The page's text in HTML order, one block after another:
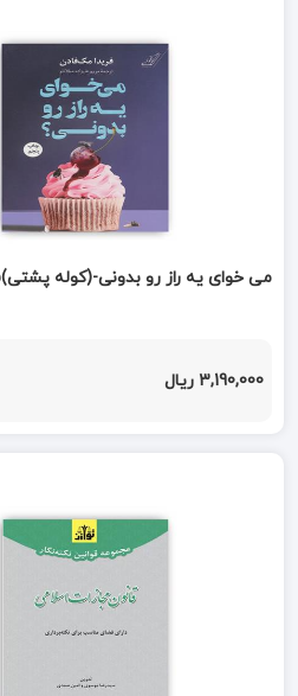
می خوای یه راز رو بدونی-(کوله
3,190,000 ریال